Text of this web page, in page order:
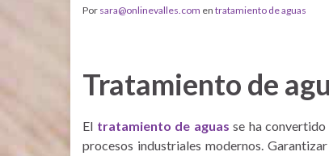
Por sara@onlinevalles.com en tratamiento de aguas
Tratamiento de
El tratamiento de aguas se ha
procesos industriales modernos.